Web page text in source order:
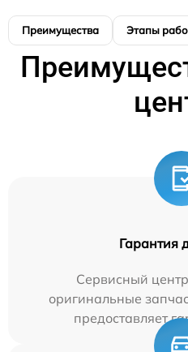
Преимущества Этапы
Гарантия
Сервисный
оригинальные
предоставляет